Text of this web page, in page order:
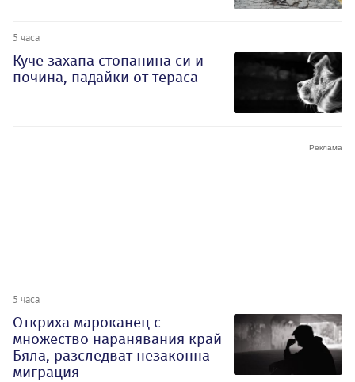
5 часа
Куче захапа стопанина си и
почина, падайки от тераса
5 часа
Откриха мароканец с
множество наранявания край
Бяла, разследват незаконна
миграция